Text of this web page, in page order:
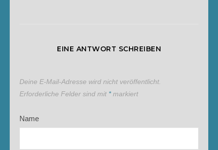
EINE ANTWORT SCHREIBEN
Deine E-Mail-Adresse wird nicht veröffentlicht.
Erforderliche Felder sind mit *markiert
Name